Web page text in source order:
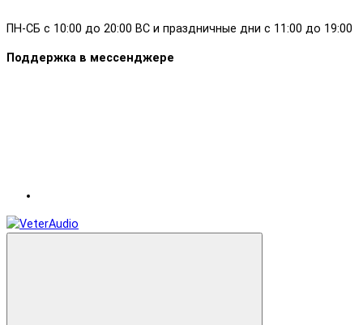
ПН-СБ с 10:00 до 20:00 ВС и праздничные дни с 11:00 до 19:00
Поддержка в мессенджере